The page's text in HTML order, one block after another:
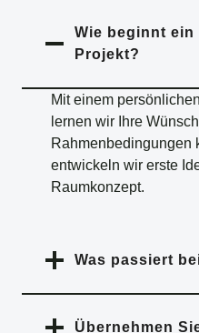
Wie beginnt ein
Projekt?
Mit einem
lernen wir Ihre
Rahmenbedingungen
entwickeln wir erste
Raumkonzept.
Was passiert
Übernehmen